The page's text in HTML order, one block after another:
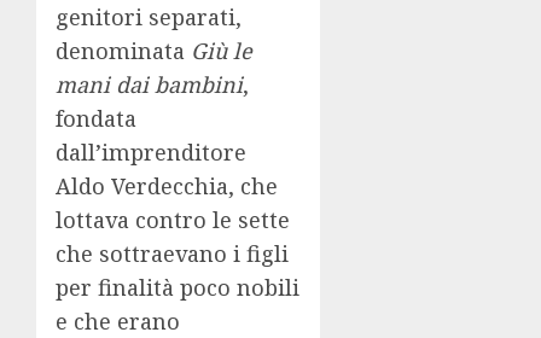
genitori separati,
denominata Giù le
mani dai bambini,
fondata
dall’imprenditore
Aldo Verdecchia, che
lottava contro le sette
che sottraevano i figli
per finalità poco nobili
e che erano